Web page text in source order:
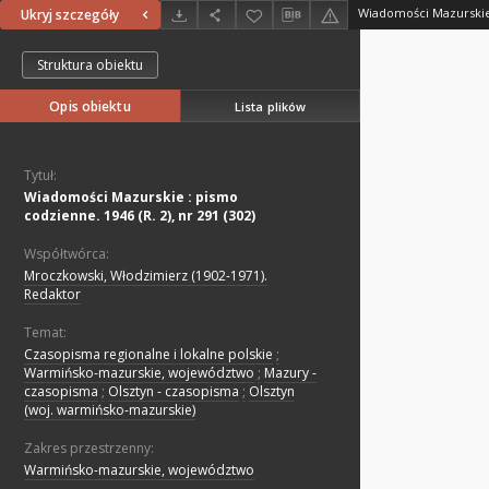
Ukryj szczegóły
Struktura obiektu
Opis obiektu Lista plików
Tytuł:
Wiadomości Mazurskie : pismo
codzienne. 1946 (R. 2), nr 291 (302)
Współtwórca:
Mroczkowski, Włodzimierz (1902-1971).
Redaktor
Temat:
Czasopisma regionalne i lokalne polskie ;
Warmińsko-mazurskie, województwo ; Mazury -
czasopisma ; Olsztyn - czasopisma ; Olsztyn
(woj. warmińsko-mazurskie)
Zakres przestrzenny:
Warmińsko-mazurskie, województwo